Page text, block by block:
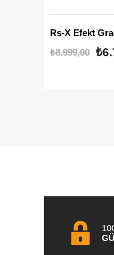
Rs-X Efekt
₺8.999,00